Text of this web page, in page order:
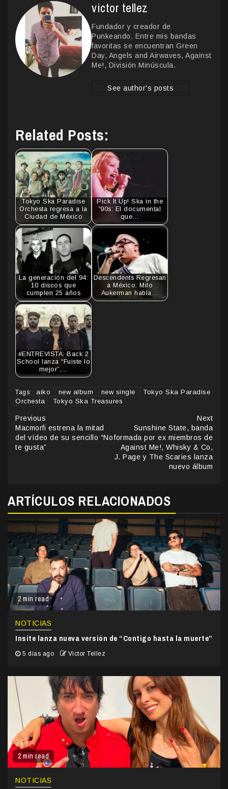
victor tellez
Fundador y creador de
Punkeando. Entre mis bandas
favoritas se encuentran Green
Day, Angels and Airwaves, Against
Me!, División Minúscula.
See author's posts
Related Posts:
Tokyo Ska Paradise
Orchesta regresa a la
Ciudad de México
Pick It Up! Ska in the
'90s: El documental
que…
La generación del 94:
10 discos que
cumplen 25 años
Descendents Regresan
a México: Milo
Aukerman habla…
#ENTREVISTA: Back 2
School lanza “Fuiste lo
mejor”,…
Tags: aiko new album new single
Tokyo Ska Paradise
Orchesta
Tokyo Ska Treasures
Continue
Reading
Previous
Macmorfi estrena la mitad
del vídeo de su sencillo “No
te gusta”
Next
Sunshine State, banda
formada por ex miembros de
Against Me!, Whisky & Co,
J. Page y The Scaries lanza
nuevo álbum
ARTÍCULOS RELACIONADOS
2 min read
NOTICIAS
Insite lanza nueva versión de “Contigo hasta la muerte”
5 días ago Victor Tellez
2 min read
NOTICIAS